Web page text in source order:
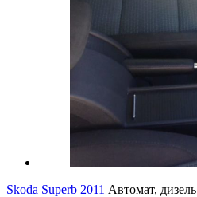
Skoda Superb 2011 Автомат, дизель